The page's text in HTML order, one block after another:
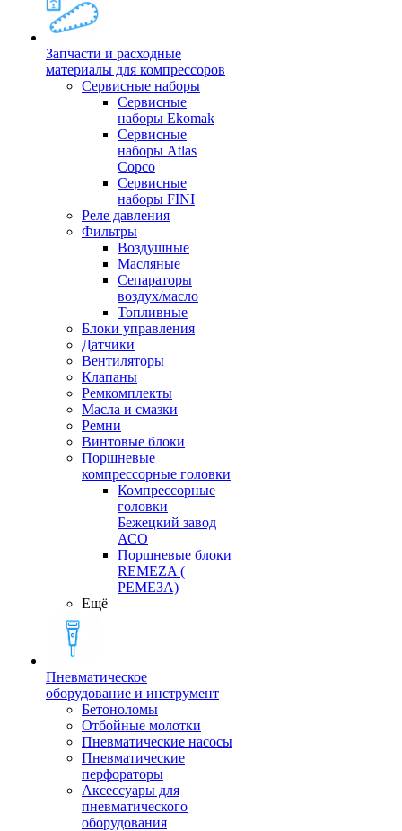
Запчасти и расходные
материалы для компрессоров
Cервисные наборы
Сервисные
наборы Ekomak
Cервисные
наборы Atlas
Copco
Сервисные
наборы FINI
Реле давления
Фильтры
Воздушные
Масляные
Сепараторы
воздух/масло
Топливные
Блоки управления
Датчики
Вентиляторы
Клапаны
Ремкомплекты
Масла и смазки
Ремни
Винтовые блоки
Поршневые
компрессорные головки
Компрессорные
головки
Бежецкий завод
АСО
Поршневые блоки
REMEZA (
РЕМЕЗА)
Ещё
Пневматическое
оборудование и инструмент
Бетоноломы
Отбойные молотки
Пневматические насосы
Пневматические
перфораторы
Аксессуары для
пневматического
оборудования